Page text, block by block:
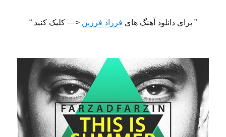
” برای دانلود آهنگ های فرزاد فرزین <— کلیک کنید “